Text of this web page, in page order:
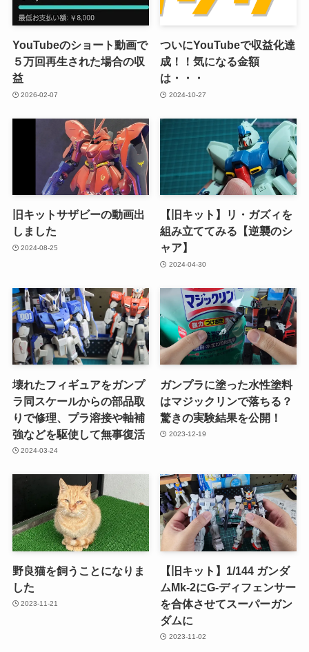
YouTubeのショート動画で
５万回再生された場合の収
益
2026-02-07
ついにYouTubeで収益化達
成！！気になる金額
は・・・
2024-10-27
旧キットサザビーの動画出
しました
2024-08-25
【旧キット】リ・ガズィを
組み立ててみる【逆襲のシ
ャア】
2024-04-30
壊れたフィギュアをガンプ
ラ同スケールからの部品取
りで修理、プラ溶接や軸補
強などを駆使して無事復活
2024-03-24
ガンプラに塗った水性塗料
はマジックリンで落ちる？
驚きの実験結果を公開！
2023-12-19
野良猫を飼うことになりま
した
2023-11-21
【旧キット】1/144 ガンダ
ムMk-2にG-ディフェンサー
を合体させてスーパーガン
ダムに
2023-11-02